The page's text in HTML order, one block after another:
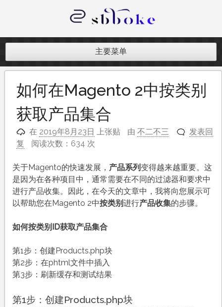
内
记录跨境电商独立站开发遇到的点点
主要菜单
如何在Magento 2中按类别
获取产品集合
在 2019年8月23日 上张贴 由 不二不三
发表回
复
阅读次数：634 次
关于Magento的快速发展， 产品系列变得越来越重要。这
是因为在各种项目中，通常需要在不同的过滤器和要求中
进行产品收集。因此，在今天的文章中，我将向您展示可
以帮助您在Magento 2中按类别进行产品收集的步骤。
如何按类别ID获取产品集合
第1步：创建Products.php块
第2步：在phtml文件中插入
第3步：刷新缓存和测试结果
第1步：创建Products.php块